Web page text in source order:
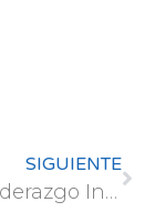
SIGUIENTE
Máster Liderazgo Internacional – Centro de Liderazgo y Tecnología UPM